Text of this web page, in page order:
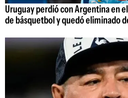
Uruguay perdió con Argentina en
de básquetbol y quedó eliminado